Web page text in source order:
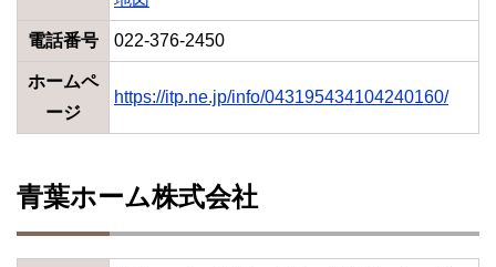
電話番号 022-376-2450
ホームペ
ージ
https://itp.ne.jp/info/043195434104240160/
青葉ホーム株式会社